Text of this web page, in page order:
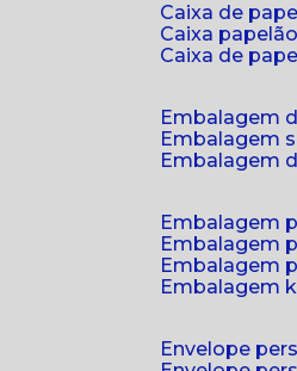
caixa de
caixa
caixa de
embalagem
embalagem
embalagem
embalagem
embalagem
embalagem
embalagem
envelope